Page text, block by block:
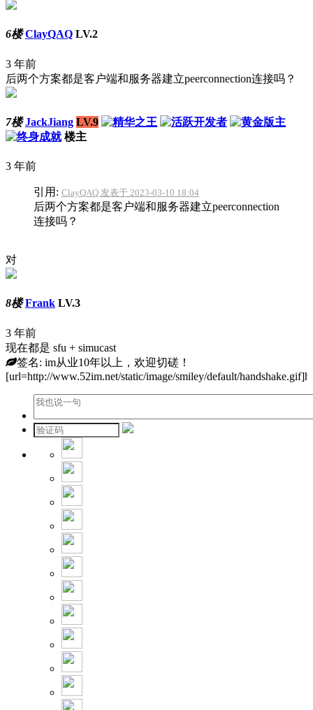
6楼 ClayQAQ LV.2
3 年前
后两个方案都是客户端和服务器建立peerconnection连接吗？
7楼 JackJiang LV.9
楼主
3 年前
引用: ClayQAQ 发表于 2023-03-10 18:04
后两个方案都是客户端和服务器建立peerconnection
连接吗？
对
8楼 Frank LV.3
3 年前
现在都是 sfu + simucast
签名: im从业10年以上，欢迎切磋！
[url=http://www.52im.net/static/image/smiley/default/